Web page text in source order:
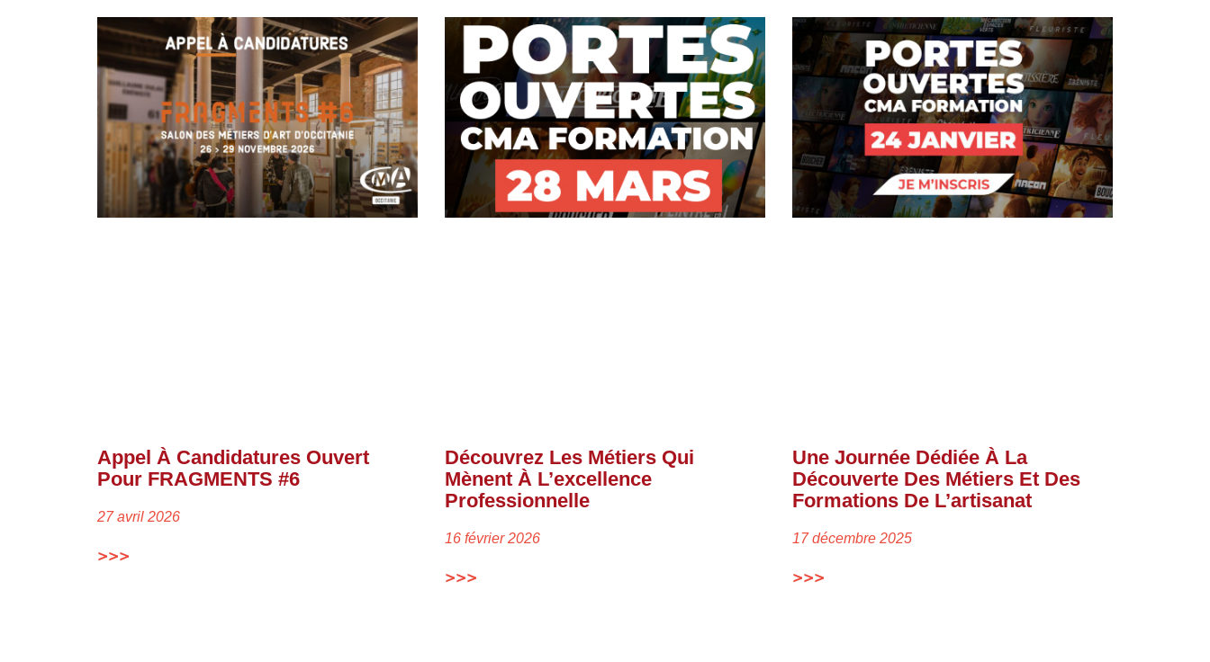
Appel À Candidatures Ouvert
Pour FRAGMENTS #6
27 avril 2026
>>>
Découvrez Les Métiers Qui
Mènent À L’excellence
Professionnelle
16 février 2026
>>>
Une Journée Dédiée À La
Découverte Des Métiers Et Des
Formations De L’artisanat
17 décembre 2025
>>>